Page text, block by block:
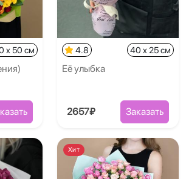
x 50 см 4.8 40 x 25 см
Её улыбка
2657₽ Заказать
Хит